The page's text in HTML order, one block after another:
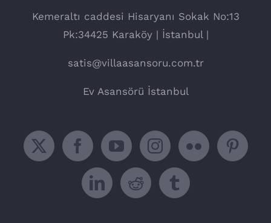
Kemeraltı caddesi Hisaryanı Sokak No:13
Pk:34425 Karaköy | İstanbul |
satis@villaasansoru.com.tr
Ev Asansörü İstanbul